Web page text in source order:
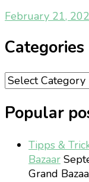
February 21,
Categories
Categories
Popular
Tipps &
Bazaar
Grand